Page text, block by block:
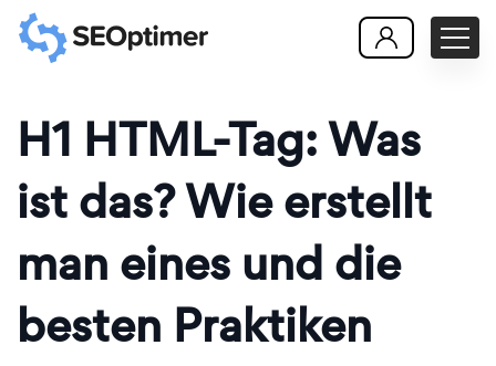
H1 HTML-Tag: Was
ist das? Wie erstellt
man eines und die
besten Praktiken